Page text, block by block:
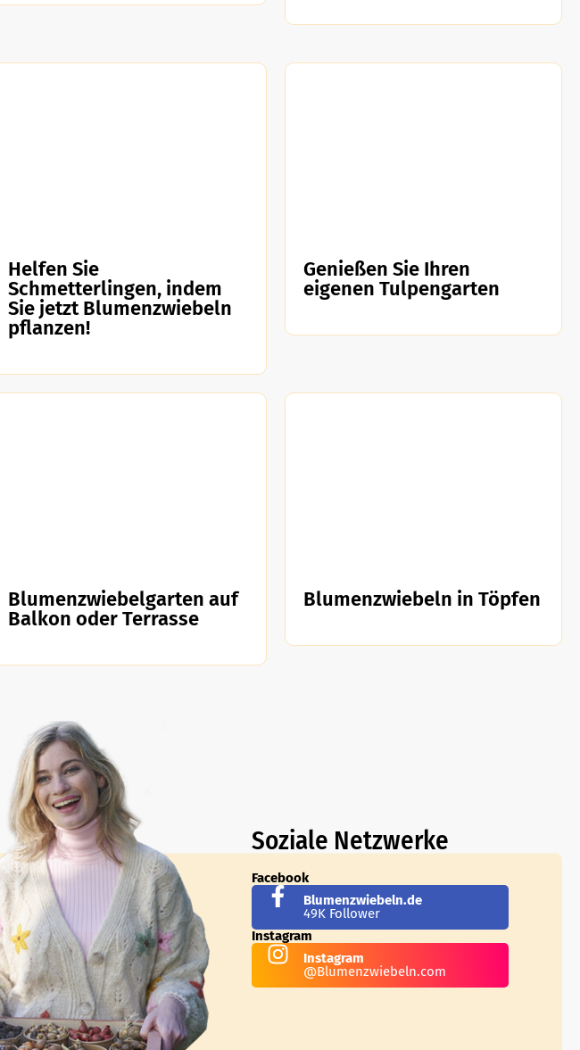
Helfen Sie
Schmetterlingen, indem
Sie jetzt Blumenzwiebeln
pflanzen!
Genießen Sie Ihren
eigenen Tulpengarten
Blumenzwiebelgarten auf
Balkon oder Terrasse
Blumenzwiebeln in Töpfen
Soziale Netzwerke
Facebook
Blumenzwiebeln.de
49K Follower
Instagram
Instagram
@Blumenzwiebeln.com